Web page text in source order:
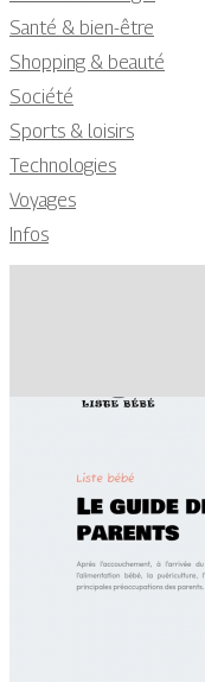
Santé & bien-être
Shopping & beauté
Société
Sports & loisirs
Technologies
Voyages
Infos